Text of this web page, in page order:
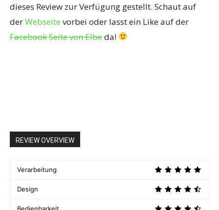
dieses Review zur Verfügung gestellt. Schaut auf
derWebseite vorbei oder lasst ein Like auf der
Facebook Seite von Elbeda!
REVIEW OVERVIEW
Verarbeitung
Design
Bedienbarkeit